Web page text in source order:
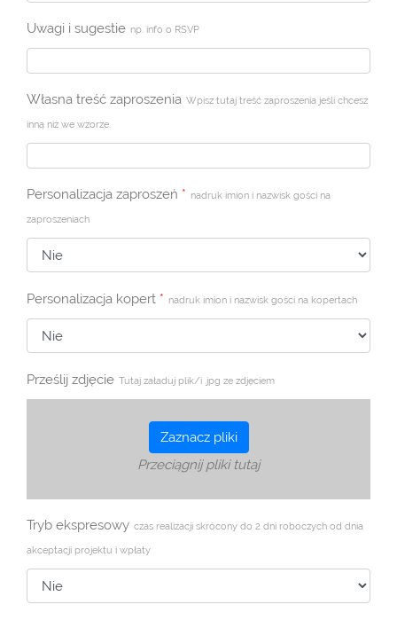
Uwagi i sugestie np. info o RSVP
Własna treść zaproszenia Wpisz tutaj treść zaproszenia jeśli chcesz
inną niż we wzorze.
Personalizacja zaproszeń * nadruk imion i nazwisk gości na
zaproszeniach
Personalizacja kopert * nadruk imion i nazwisk gości na kopertach
Prześlij zdjęcie Tutaj załaduj plik/i .jpg ze zdjęciem
Zaznacz pliki
Przeciągnij pliki tutaj
Tryb ekspresowy czas realizacji skrócony do 2 dni roboczych od dnia
akceptacji projektu i wpłaty